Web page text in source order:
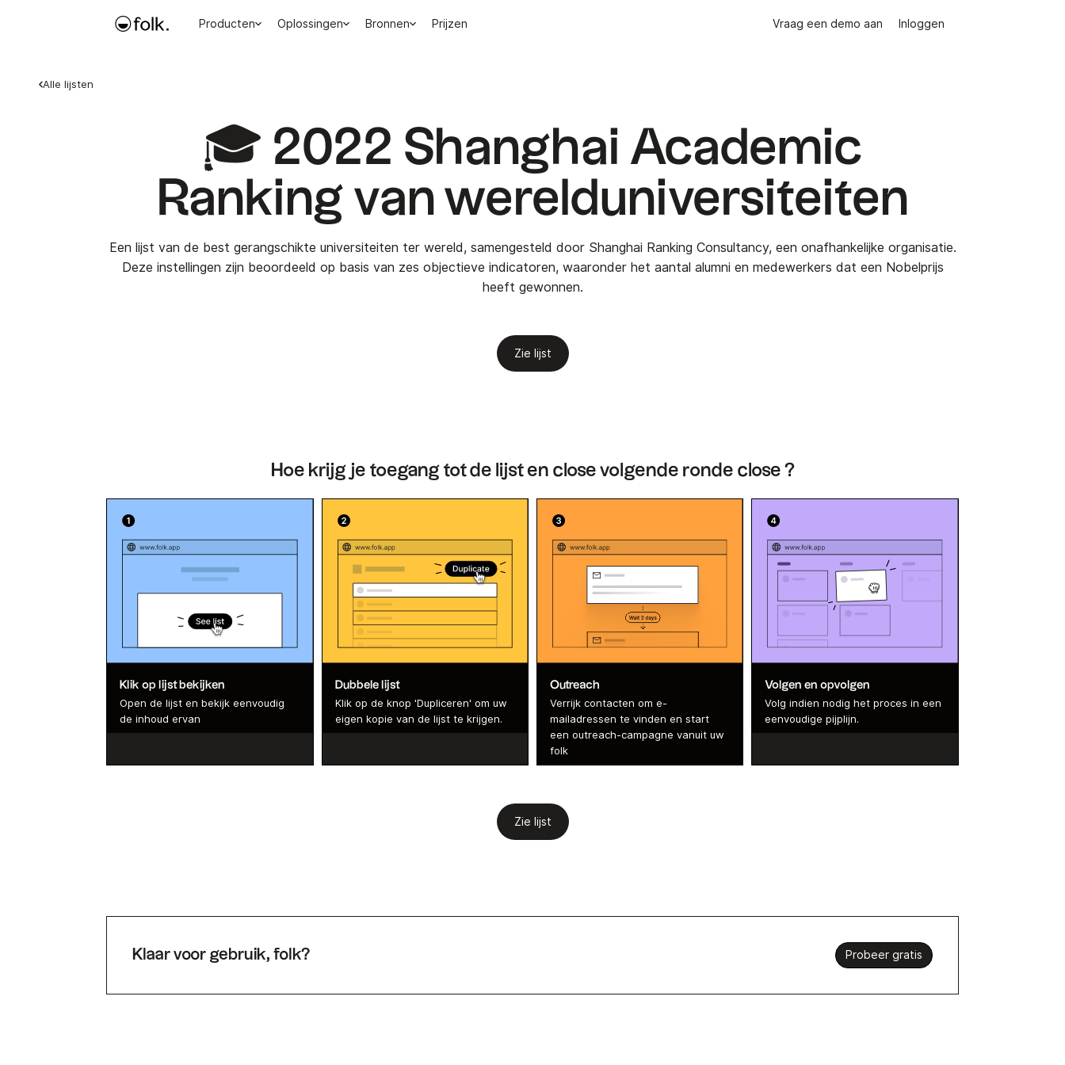
Producten Oplossingen Bronnen Prijzen Vraag een demo aan Inloggen
Alle lijsten
🎓 2022 Shanghai Academic
Ranking van werelduniversiteiten
Een lijst van de best gerangschikte universiteiten ter wereld, samengesteld door Shanghai Ranking Consultancy, een onafhankelijke organisatie.
Deze instellingen zijn beoordeeld op basis van zes objectieve indicatoren, waaronder het aantal alumni en medewerkers dat een Nobelprijs
heeft gewonnen.
Zie lijst
Hoe krijg je toegang tot de lijst en close volgende ronde close ?
Klik op lijst bekijken
Open de lijst en bekijk eenvoudig
de inhoud ervan
Dubbele lijst
Klik op de knop 'Dupliceren' om uw
eigen kopie van de lijst te krijgen.
Outreach
Verrijk contacten om e-
mailadressen te vinden en start
een outreach-campagne vanuit uw
folk
Volgen en opvolgen
Volg indien nodig het proces in een
eenvoudige pijplijn.
Zie lijst
Klaar voor gebruik, folk? Probeer gratis